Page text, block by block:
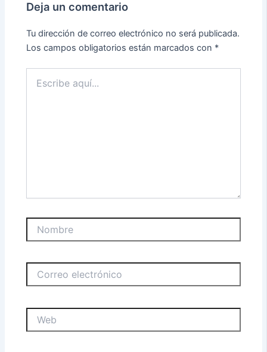
Deja un comentario
Tu dirección de correo electrónico no será publicada.
Los campos obligatorios están marcados con *
aquí...
electrónico